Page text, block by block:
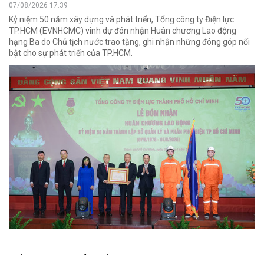
07/08/2026 17:39
Kỷ niệm 50 năm xây dựng và phát triển, Tổng công ty Điện lực
TP.HCM (EVNHCMC) vinh dự đón nhận Huân chương Lao động
hạng Ba do Chủ tịch nước trao tặng, ghi nhận những đóng góp nổi
bật cho sự phát triển của TP.HCM.